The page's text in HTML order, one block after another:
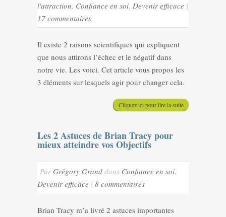
l'attraction, Confiance en soi, Devenir efficace |
17 commentaires
Il existe 2 raisons scientifiques qui expliquent
que nous attirons l’échec et le négatif dans
notre vie. Les voici. Cet article vous propos les
3 éléments sur lesquels agir pour changer cela.
Cliquez ici pour lire la suite
Les 2 Astuces de Brian Tracy pour
mieux atteindre vos Objectifs
Par Grégory Grand dans Confiance en soi,
Devenir efficace | 8 commentaires
Brian Tracy m’a livré 2 astuces importantes